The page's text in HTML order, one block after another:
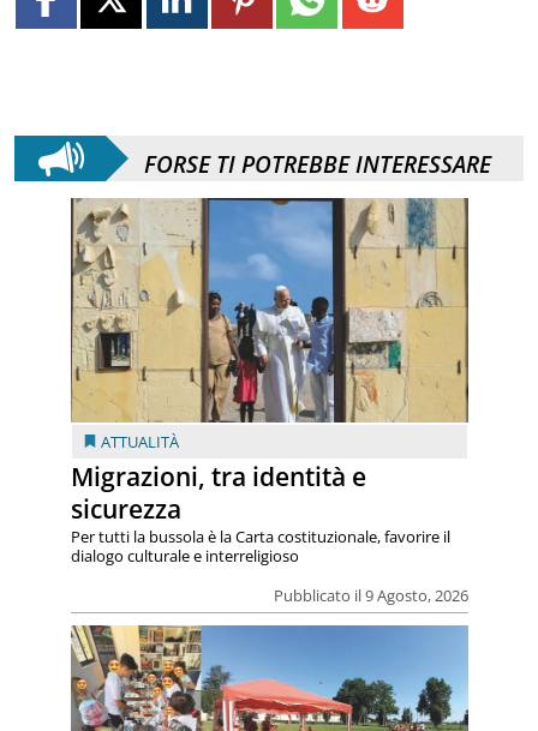
FORSE TI POTREBBE INTERESSARE
ATTUALITÀ
Migrazioni, tra identità e
sicurezza
Pubblicato il 9 Agosto, 2026
Per tutti la bussola è la Carta costituzionale, favorire il
dialogo culturale e interreligioso